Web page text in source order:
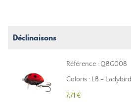
Déclinaisons
Référence : QBG008
Coloris : LB - Ladybird
7,71 €